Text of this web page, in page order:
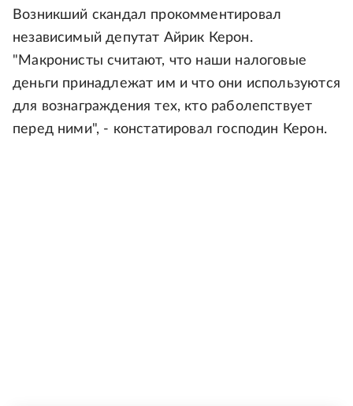
Возникший скандал прокомментировал
независимый депутат Айрик Керон.
"Макронисты считают, что наши налоговые
деньги принадлежат им и что они используются
для вознаграждения тех, кто раболепствует
перед ними", - констатировал господин Керон.